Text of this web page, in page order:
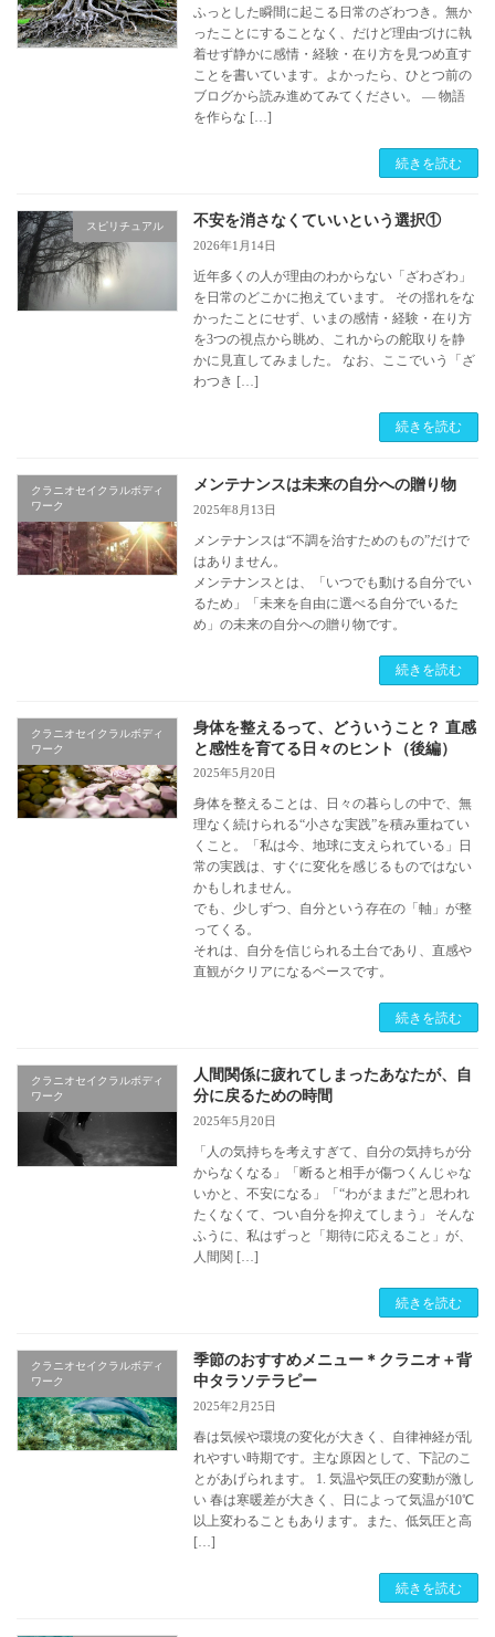
ふっとした瞬間に起こる日常のざわつき。無か
ったことにすることなく、だけど理由づけに執
着せず静かに感情・経験・在り方を見つめ直す
ことを書いています。よかったら、ひとつ前の
ブログから読み進めてみてください。 ― 物語
を作らな […]
続きを読む
スピリチュアル 不安を消さなくていいという選択①
2026年1月14日
近年多くの人が理由のわからない「ざわざわ」
を日常のどこかに抱えています。 その揺れをな
かったことにせず、いまの感情・経験・在り方
を3つの視点から眺め、これからの舵取りを静
かに見直してみました。 なお、ここでいう「ざ
わつき […]
続きを読む
クラニオセイクラルボディ
ワーク
メンテナンスは未来の自分への贈り物
2025年8月13日
メンテナンスは“不調を治すためのもの”だけで
はありません。
メンテナンスとは、「いつでも動ける自分でい
るため」「未来を自由に選べる自分でいるた
め」の未来の自分への贈り物です。
続きを読む
クラニオセイクラルボディ
ワーク
身体を整えるって、どういうこと？ 直感
と感性を育てる日々のヒント（後編）
2025年5月20日
身体を整えることは、日々の暮らしの中で、無
理なく続けられる“小さな実践”を積み重ねてい
くこと。「私は今、地球に支えられている」日
常の実践は、すぐに変化を感じるものではない
かもしれません。
でも、少しずつ、自分という存在の「軸」が整
ってくる。
それは、自分を信じられる土台であり、直感や
直観がクリアになるベースです。
続きを読む
クラニオセイクラルボディ
ワーク
人間関係に疲れてしまったあなたが、自
分に戻るための時間
2025年5月20日
「人の気持ちを考えすぎて、自分の気持ちが分
からなくなる」「断ると相手が傷つくんじゃな
いかと、不安になる」「“わがままだ”と思われ
たくなくて、つい自分を抑えてしまう」 そんな
ふうに、私はずっと「期待に応えること」が、
人間関 […]
続きを読む
クラニオセイクラルボディ
ワーク
季節のおすすめメニュー＊クラニオ＋背
中タラソテラピー
2025年2月25日
春は気候や環境の変化が大きく、自律神経が乱
れやすい時期です。主な原因として、下記のこ
とがあげられます。 1. 気温や気圧の変動が激し
い 春は寒暖差が大きく、日によって気温が10℃
以上変わることもあります。また、低気圧と高
[…]
続きを読む